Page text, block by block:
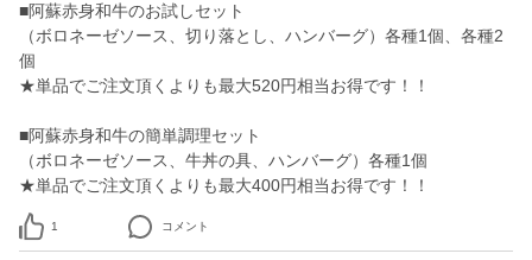
■阿蘇赤身和牛のお試しセット
（ボロネーゼソース、切り落とし、ハンバーグ）各種1個、各種2
個
★単品でご注文頂くよりも最大520円相当お得です！！
■阿蘇赤身和牛の簡単調理セット
（ボロネーゼソース、牛丼の具、ハンバーグ）各種1個
1 コメント